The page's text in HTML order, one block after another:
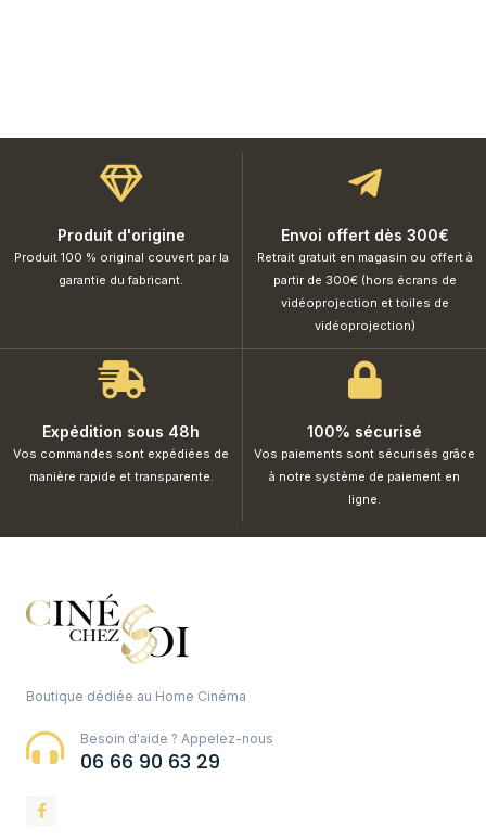
Produit d'origine
Produit 100 % original couvert par la
garantie du fabricant.
Envoi offert dès 300€
Retrait gratuit en magasin ou offert à
partir de 300€ (hors écrans de
vidéoprojection et toiles de
vidéoprojection)
Expédition sous 48h
Vos commandes sont expédiées de
manière rapide et transparente.
100% sécurisé
Vos paiements sont sécurisés grâce
à notre système de paiement en
ligne.
Boutique dédiée au Home Cinéma
Besoin d'aide ? Appelez-nous
06 66 90 63 29